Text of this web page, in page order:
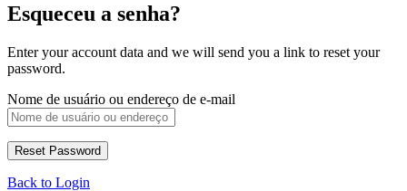
Esqueceu a senha?
Enter your account data and we will send you a link to reset your
password.
Nome de usuário ou endereço de e-mail
Back to Login